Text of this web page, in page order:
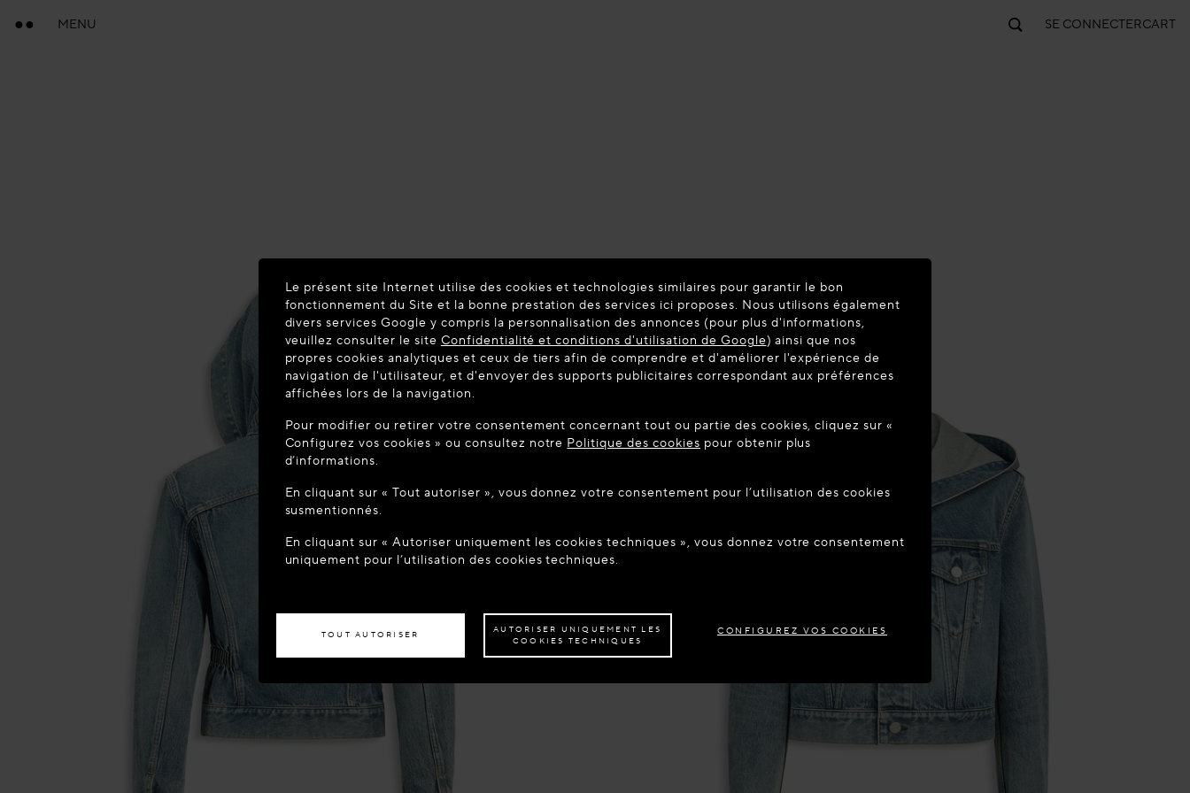
MENU SE CONNECTERCART
BIENVENUE SUR MAISON-ALAIA.COM
Vous semblez être dans le pays suivant : United States. Souhaitez-vous mettre à jour
votre localisation ?
ACCÉDER AU SITE : UNITED STATES RESTER SUR LE SITE : FRANCE
Si vous souhaitez être livré dans un autre pays,veuillez sélectionner votre destination.
Le présent site Internet utilise des cookies et technologies similaires pour garantir le bon
fonctionnement du Site et la bonne prestation des services ici proposes. Nous utilisons également
divers services Google y compris la personnalisation des annonces (pour plus d'informations,
veuillez consulter le site Confidentialité et conditions d'utilisation de Google) ainsi que nos
propres cookies analytiques et ceux de tiers afin de comprendre et d'améliorer l'expérience de
navigation de l'utilisateur, et d'envoyer des supports publicitaires correspondant aux préférences
affichées lors de la navigation.
Pour modifier ou retirer votre consentement concernant tout ou partie des cookies, cliquez sur «
Configurez vos cookies » ou consultez notre Politique des cookies pour obtenir plus
d’informations.
En cliquant sur « Tout autoriser », vous donnez votre consentement pour l’utilisation des cookies
susmentionnés.
En cliquant sur « Autoriser uniquement les cookies techniques », vous donnez votre consentement
uniquement pour l’utilisation des cookies techniques.
TOUT AUTORISER
AUTORISER UNIQUEMENT LES
COOKIES TECHNIQUES
CONFIGUREZ VOS COOKIES